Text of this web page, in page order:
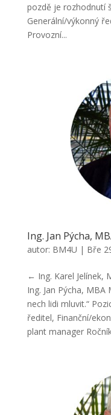
pozdě je rozhodnutí
Generální/výkonný
Provozní...
Ing. Jan Pýcha,
autor: BM4U | Bře
← Ing. Karel Jelínek,
Ing. Jan Pýcha,
nech lidi mluvit.“
ředitel, Finanční/
plant manager